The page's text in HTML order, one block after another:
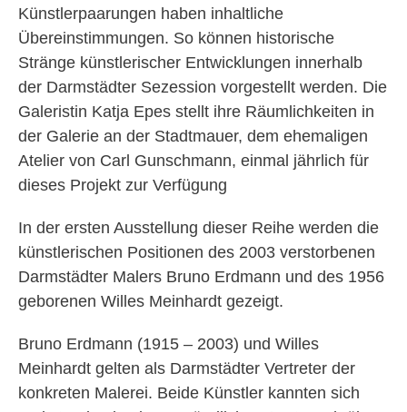
Künstlerpaarungen haben inhaltliche
Übereinstimmungen. So können historische
Stränge künstlerischer Entwicklungen innerhalb
der Darmstädter Sezession vorgestellt werden. Die
Galeristin Katja Epes stellt ihre Räumlichkeiten in
der Galerie an der Stadtmauer, dem ehemaligen
Atelier von Carl Gunschmann, einmal jährlich für
dieses Projekt zur Verfügung
In der ersten Ausstellung dieser Reihe werden die
künstlerischen Positionen des 2003 verstorbenen
Darmstädter Malers Bruno Erdmann und des 1956
geborenen Willes Meinhardt gezeigt.
Bruno Erdmann (1915 – 2003) und Willes
Meinhardt gelten als Darmstädter Vertreter der
konkreten Malerei. Beide Künstler kannten sich